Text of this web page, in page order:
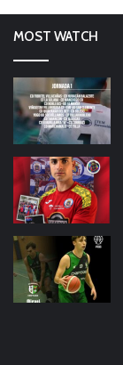
MOST WATCH